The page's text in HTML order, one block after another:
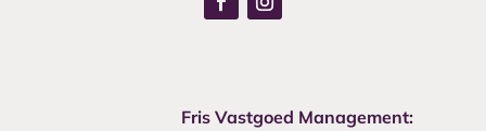
Fris Vastgoed Management: